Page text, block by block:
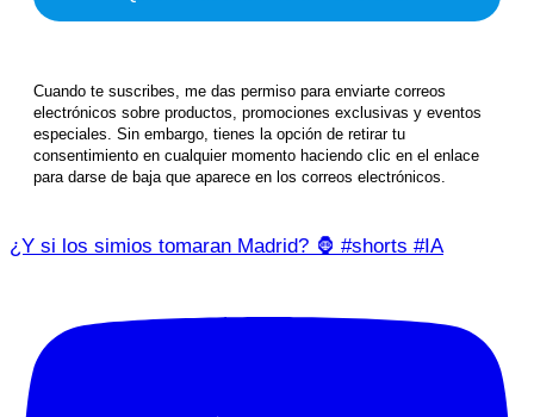
Cuando te suscribes, me das permiso para enviarte correos
electrónicos sobre productos, promociones exclusivas y eventos
especiales. Sin embargo, tienes la opción de retirar tu
consentimiento en cualquier momento haciendo clic en el enlace
para darse de baja que aparece en los correos electrónicos.
¿Y si los simios tomaran Madrid? 🦍 #shorts #IA